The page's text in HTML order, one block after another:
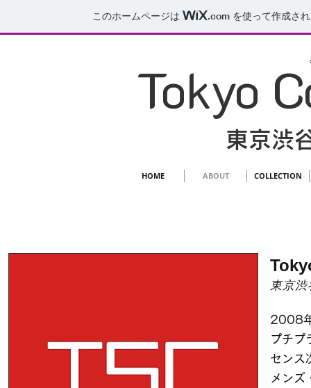
このホームページは .com を使って作成さ
Tokyo
東京渋
HOME ABOUT COLLECTION
東京
2008
プチプ
センス
メンズ